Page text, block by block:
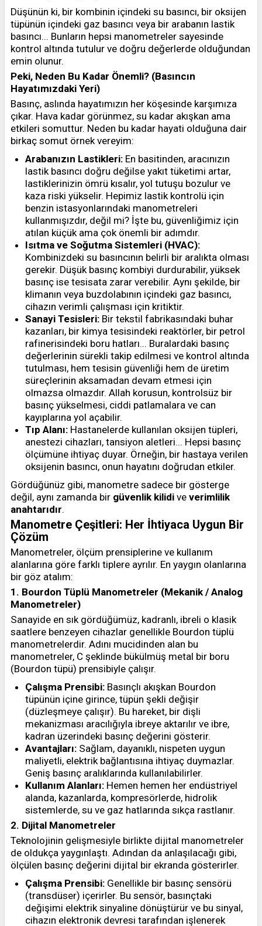
Düşünün ki, bir kombinin içindeki su basıncı, bir oksijen
tüpünün içindeki gaz basıncı veya bir arabanın lastik
basıncı... Bunların hepsi manometreler sayesinde
kontrol altında tutulur ve doğru değerlerde olduğundan
emin olunur.
Peki, Neden Bu Kadar Önemli? (Basıncın
Hayatımızdaki Yeri)
Basınç, aslında hayatımızın her köşesinde karşımıza
çıkar. Hava kadar görünmez, su kadar akışkan ama
etkileri somuttur. Neden bu kadar hayati olduğuna dair
birkaç somut örnek vereyim:
Arabanızın Lastikleri: En basitinden, aracınızın
lastik basıncı doğru değilse yakıt tüketimi artar,
lastiklerinizin ömrü kısalır, yol tutuşu bozulur ve
kaza riski yükselir. Hepimiz lastik kontrolü için
benzin istasyonlarındaki manometreleri
kullanmışızdır, değil mi? İşte bu, güvenliğimiz için
atılan küçük ama çok önemli bir adımdır.
Isıtma ve Soğutma Sistemleri (HVAC):
Kombinizdeki su basıncının belirli bir aralıkta olması
gerekir. Düşük basınç kombiyi durdurabilir, yüksek
basınç ise tesisata zarar verebilir. Aynı şekilde, bir
klimanın veya buzdolabının içindeki gaz basıncı,
cihazın verimli çalışması için kritiktir.
Sanayi Tesisleri: Bir tekstil fabrikasındaki buhar
kazanları, bir kimya tesisindeki reaktörler, bir petrol
rafinerisindeki boru hatları... Buralardaki basınç
değerlerinin sürekli takip edilmesi ve kontrol altında
tutulması, hem tesisin güvenliği hem de üretim
süreçlerinin aksamadan devam etmesi için
olmazsa olmazdır. Allah korusun, kontrolsüz bir
basınç yükselmesi, ciddi patlamalara ve can
kayıplarına yol açabilir.
Tıp Alanı: Hastanelerde kullanılan oksijen tüpleri,
anestezi cihazları, tansiyon aletleri... Hepsi basınç
ölçümüne ihtiyaç duyar. Örneğin, bir hastaya verilen
oksijenin basıncı, onun hayatını doğrudan etkiler.
Gördüğünüz gibi, manometre sadece bir gösterge
değil, aynı zamanda bir güvenlik kilidi ve verimlilik
anahtarıdır.
Manometre Çeşitleri: Her İhtiyaca Uygun Bir
Çözüm
Manometreler, ölçüm prensiplerine ve kullanım
alanlarına göre farklı tiplere ayrılır. En yaygın olanlarına
bir göz atalım:
1. Bourdon Tüplü Manometreler (Mekanik / Analog
Manometreler)
Sanayide en sık gördüğümüz, kadranlı, ibreli o klasik
saatlere benzeyen cihazlar genellikle Bourdon tüplü
manometrelerdir. Adını mucidinden alan bu
manometreler, C şeklinde bükülmüş metal bir boru
(Bourdon tüpü) prensibiyle çalışır.
Çalışma Prensibi: Basınçlı akışkan Bourdon
tüpünün içine girince, tüpün şekli değişir
(düzleşmeye çalışır). Bu hareket, bir dişli
mekanizması aracılığıyla ibreye aktarılır ve ibre,
kadran üzerindeki basınç değerini gösterir.
Avantajları: Sağlam, dayanıklı, nispeten uygun
maliyetli, elektrik bağlantısına ihtiyaç duymazlar.
Geniş basınç aralıklarında kullanılabilirler.
Kullanım Alanları: Hemen hemen her endüstriyel
alanda, kazanlarda, kompresörlerde, hidrolik
sistemlerde, su ve gaz hatlarında sıkça rastlanır.
2. Dijital Manometreler
Teknolojinin gelişmesiyle birlikte dijital manometreler
de oldukça yaygınlaştı. Adından da anlaşılacağı gibi,
ölçülen basınç değerini dijital bir ekranda gösterirler.
Çalışma Prensibi: Genellikle bir basınç sensörü
(transdüser) içerirler. Bu sensör, basınçtaki
değişimi elektrik sinyaline dönüştürür ve bu sinyal,
cihazın elektronik devresi tarafından işlenerek